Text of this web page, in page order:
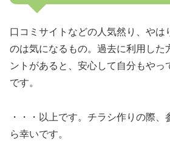
口コミサイトなどの人気然り、やは
のは気になるもの。過去に利用した
ントがあると、安心して自分もやっ
です。
・・・以上です。チラシ作りの際、
ら幸いです。